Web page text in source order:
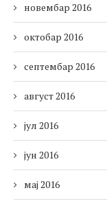
новембар 2016
октобар 2016
септембар 2016
август 2016
јул 2016
јун 2016
мај 2016